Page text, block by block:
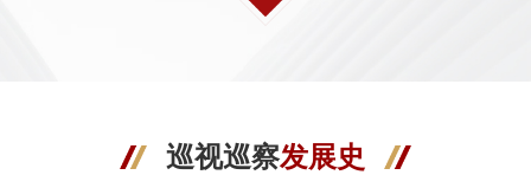
巡视巡察发展史